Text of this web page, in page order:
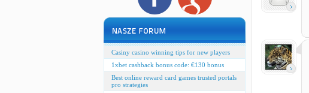
Casiny casino winning tips for new players
1xbet cashback bonus code: €130 bonus
Best online reward card games trusted portals
pro strategies